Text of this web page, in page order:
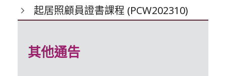
起居照顧員證書課程 (PCW202310)
其他通告